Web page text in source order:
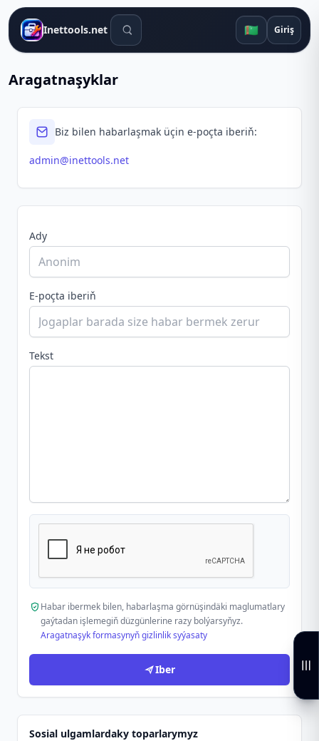
Inettools.net Gözleg gurallary 🇹🇲 Giriş
Aragatnaşyklar
Biz bilen habarlaşmak üçin e-poçta iberiň:
admin@inettools.net
Ady
E-poçta iberiň
Tekst
Habar ibermek bilen, habarlaşma görnüşindäki maglumatlary
gaýtadan işlemegiň düzgünlerine razy bolýarsyňyz.
Aragatnaşyk formasynyň gizlinlik syýasaty
Iber
Sosial ulgamlardaky toparlarymyz